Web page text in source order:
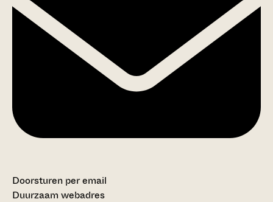
Doorsturen per email
Duurzaam webadres